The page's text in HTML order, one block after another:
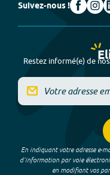
Suivez-nous !
Restez informé(e) de
En indiquant votre adresse e-
d’information par voie
en modifiant vos